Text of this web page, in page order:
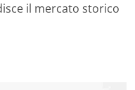
il mercato storico